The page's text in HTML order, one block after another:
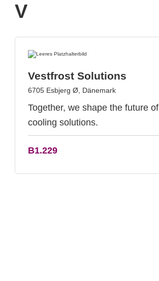
V
Vestfrost Solutions
6705 Esbjerg Ø, Dänemark
Together, we shape the future of
cooling solutions.
B1.229